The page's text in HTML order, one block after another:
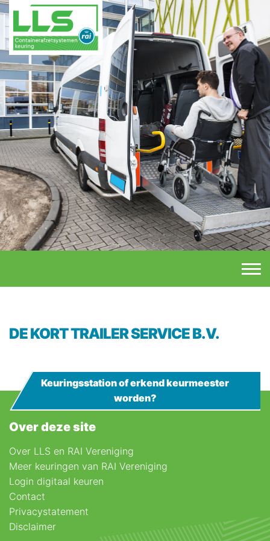
DE KORT TRAILER SERVICE B.V.
Over deze site
Over LLS en RAI Vereniging
Meer keuringen van RAI Vereniging
Login digitaal keuren
Contact
Privacystatement
Disclaimer
Keuringsstation of erkend keurmeester
worden?